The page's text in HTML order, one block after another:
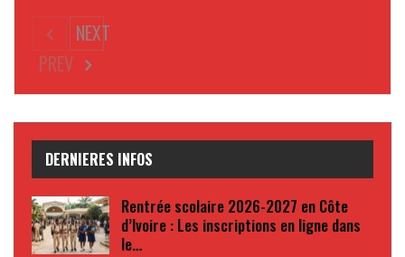
PREV
NEXT
DERNIERES INFOS
Rentrée scolaire 2026-2027 en Côte
d’Ivoire : Les inscriptions en ligne dans
le…